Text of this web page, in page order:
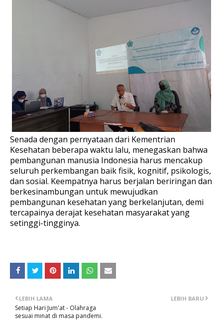
Senada dengan pernyataan dari Kementrian
Kesehatan beberapa waktu lalu, menegaskan bahwa
pembangunan manusia Indonesia harus mencakup
seluruh perkembangan baik fisik, kognitif, psikologis,
dan sosial. Keempatnya harus berjalan beriringan dan
berkesinambungan untuk mewujudkan
pembangunan kesehatan yang berkelanjutan, demi
tercapainya derajat kesehatan masyarakat yang
setinggi-tingginya.
LEBIH BARU
LEBIH LAMA
Setiap Hari Jum'at - Olahraga
sesuai minat di masa pandemi.